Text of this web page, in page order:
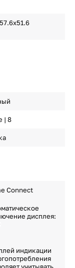
| 8
Connect
дисплея:
индикации